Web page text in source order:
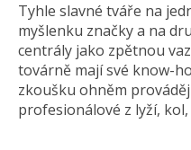
Tyhle slavné tváře na
myšlenku značky a na
centrály jako zpětnou
továrně mají své know-
zkoušku ohněm
profesionálové z lyží,